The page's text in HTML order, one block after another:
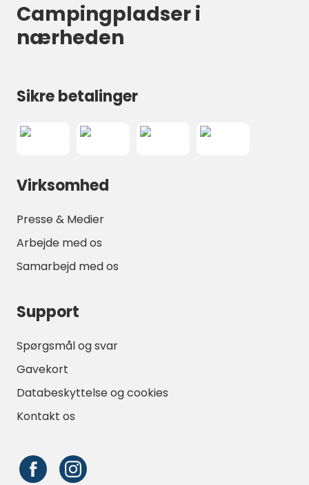
Campingpladser i
nærheden
Sikre betalinger
Virksomhed
Presse & Medier
Arbejde med os
Samarbejd med os
Support
Spørgsmål og svar
Gavekort
Databeskyttelse og cookies
Kontakt os